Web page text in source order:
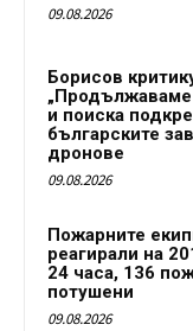
09.08.2026
Борисов
„Продължаваме
и поиска
българските
дронове
09.08.2026
Пожарните
реагирали на
24 часа, 136
потушени
09.08.2026